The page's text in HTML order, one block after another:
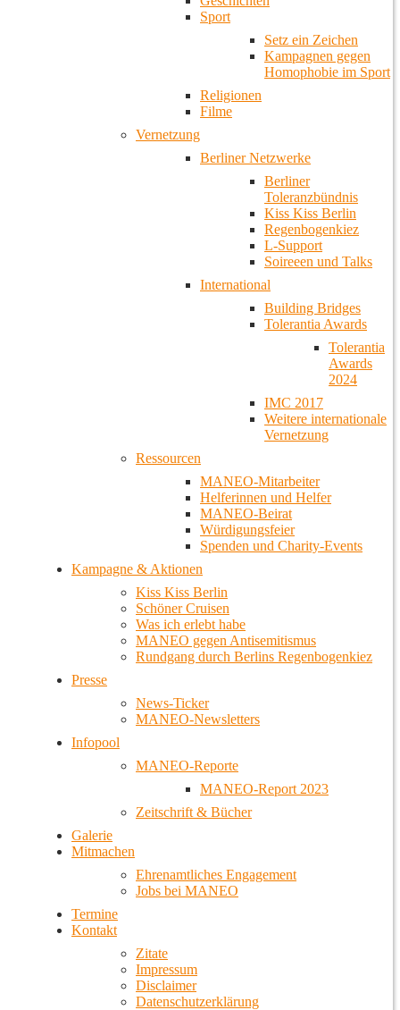
Sport
Setz ein Zeichen
Kampagnen gegen
Homophobie im Sport
Religionen
Filme
Vernetzung
Berliner Netzwerke
Berliner
Toleranzbündnis
Kiss Kiss Berlin
Regenbogenkiez
L-Support
Soireeen und Talks
International
Building Bridges
Tolerantia Awards
Tolerantia
Awards
2024
IMC 2017
Weitere internationale
Vernetzung
Ressourcen
MANEO-Mitarbeiter
Helferinnen und Helfer
MANEO-Beirat
Würdigungsfeier
Spenden und Charity-Events
Kampagne & Aktionen
Kiss Kiss Berlin
Schöner Cruisen
Was ich erlebt habe
MANEO gegen Antisemitismus
Rundgang durch Berlins Regenbogenkiez
Presse
News-Ticker
MANEO-Newsletters
Infopool
MANEO-Reporte
MANEO-Report 2023
Zeitschrift & Bücher
Galerie
Mitmachen
Ehrenamtliches Engagement
Jobs bei MANEO
Termine
Kontakt
Zitate
Impressum
Disclaimer
Datenschutzerklärung